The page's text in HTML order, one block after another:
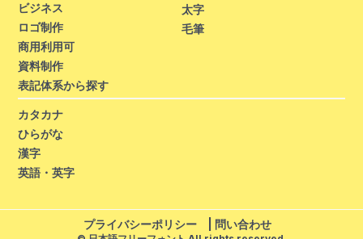
ビジネス
ロゴ制作
商用利用可
資料制作
太字
毛筆
表記体系から探す
カタカナ
ひらがな
漢字
英語・英字
プライバシーポリシー 問い合わせ